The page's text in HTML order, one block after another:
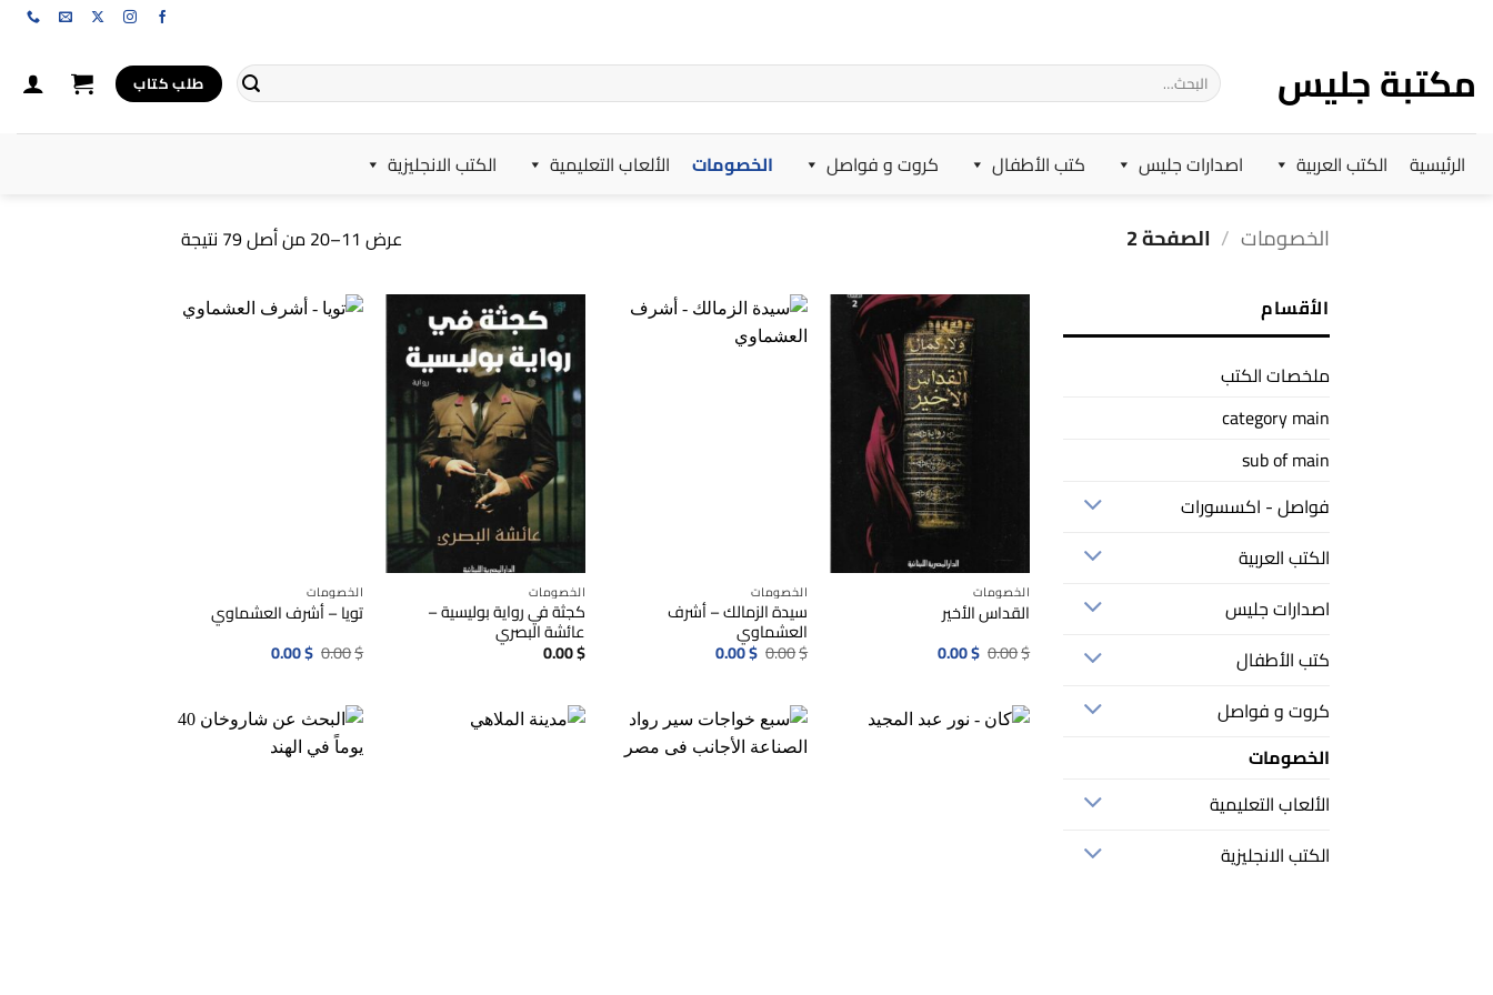
مكتبة جليس
البحث
عن:
طلب كتاب
الرئيسية الكتب العربية اصدارات جليس كتب الأطفال كروت و فواصل الخصومات الألعاب التعليمية الكتب الانجليزية
الخصومات / الصفحة 2 عرض 11–20 من أصل 79 نتيجة
تم
الأقسام
ملخصات الكتب
category main
sub of main
فواصل - اكسسورات
الكتب العربية
اصدارات جليس
كتب الأطفال
كروت و فواصل
الخصومات
الألعاب التعليمية
الكتب الانجليزية
الخصومات
القداس الأخير
0.00$ السعر
الأصلي
0.00$ السعر
الخصومات
سيدة الزمالك – أشرف
العشماوي
0.00$ السعر
الأصلي
0.00$ السعر
الخصومات
كجثة في رواية بوليسية –
عائشة البصري
0.00$
الخصومات
تويا – أشرف العشماوي
0.00$ السعر
الأصلي
0.00$ السعر